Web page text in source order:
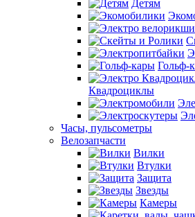
Детям
Гольф-
Квадроциклы
Часы, пульсометры
Велозапчасти
Вилки
Втулки
Защита
Звезды
Камеры